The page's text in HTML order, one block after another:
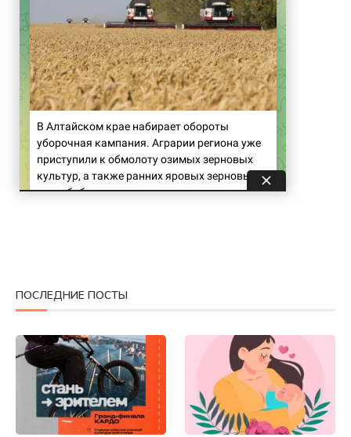
ПОСЛЕДНИЕ ПОСТЫ